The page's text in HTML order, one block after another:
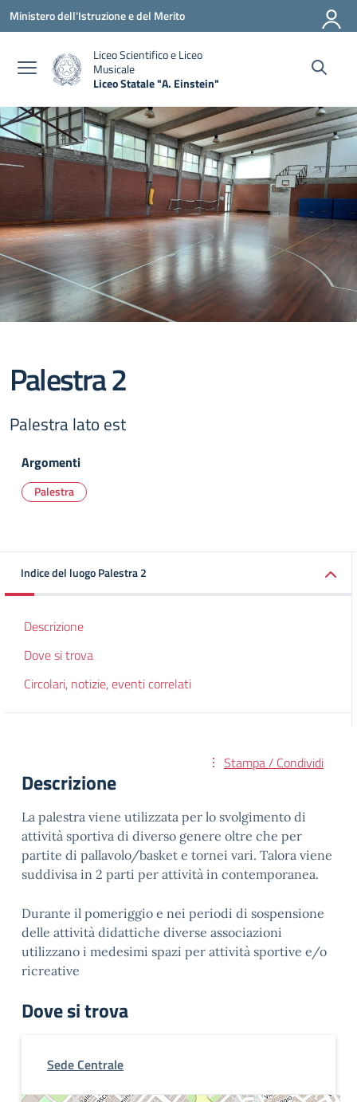
Vai ai contenuti
Vai al menu di navigazione
Vai al footer
Ministero dell'Istruzione e del Merito
Liceo Scientifico e Liceo
Musicale
Liceo Statale "A. Einstein"
Palestra 2
Palestra lato est
Argomenti
Palestra
Indice del luogo Palestra 2
Descrizione
Dove si trova
Circolari, notizie, eventi correlati
Stampa / Condividi
Descrizione
La palestra viene utilizzata per lo svolgimento di
attività sportiva di diverso genere oltre che per
partite di pallavolo/basket e tornei vari. Talora viene
suddivisa in 2 parti per attività in contemporanea.
Durante il pomeriggio e nei periodi di sospensione
delle attività didattiche diverse associazioni
utilizzano i medesimi spazi per attività sportive e/o
ricreative
Dove si trova
Sede Centrale